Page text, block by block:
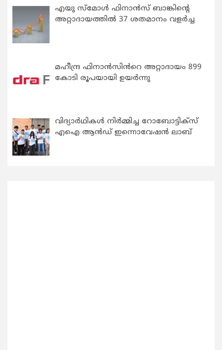
എയു സ്‌മോൾ ഫിനാൻസ് ബാങ്കിന്റെ
അറ്റാദായത്തിൽ 37 ശതമാനം വളർച്ച
മഹീന്ദ്ര ഫിനാൻസിൻറെ അറ്റാദായം 899
കോടി രൂപയായി ഉയർന്നു
വിദ്യാര്‍ഥികള്‍ നിര്‍മ്മിച്ച റോബോട്ടിക്സ്
എഐ ആന്‍ഡ് ഇന്നൊവേഷന്‍ ലാബ്